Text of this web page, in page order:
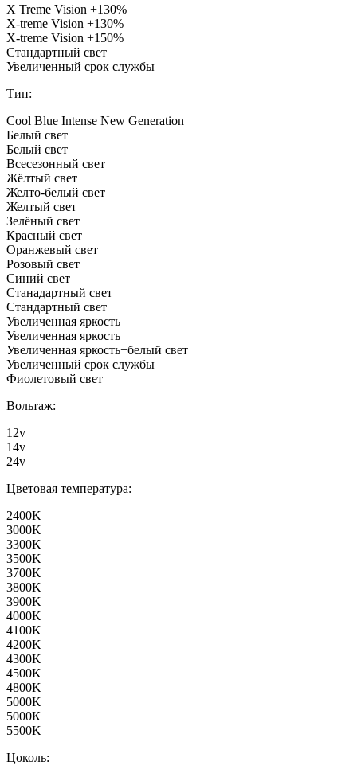
X Treme Vision +130%
X-treme Vision +130%
X-treme Vision +150%
Стандартный свет
Увеличенный срок службы
Тип:
Cool Blue Intense New Generation
Белый свет
Белый свет
Всесезонный свет
Жёлтый свет
Желто-белый свет
Желтый свет
Зелёный свет
Красный свет
Оранжевый свет
Розовый свет
Синий свет
Станадартный свет
Стандартный свет
Увеличенная яркость
Увеличенная яркость
Увеличенная яркость+белый свет
Увеличенный срок службы
Фиолетовый свет
Вольтаж:
12v
14v
24v
Цветовая температура:
2400K
3000K
3300K
3500K
3700K
3800K
3900K
4000K
4100K
4200K
4300K
4500K
4800K
5000K
5000К
5500K
Цоколь: